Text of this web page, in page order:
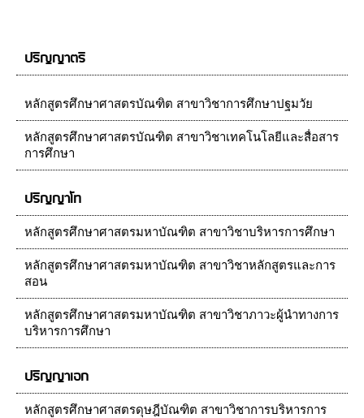
ปริญญาตรี
หลักสูตรศึกษาศาสตรบัณฑิต สาขาวิชาการศึกษาปฐมวัย
หลักสูตรศึกษาศาสตรบัณฑิต สาขาวิชาเทคโนโลยีและสื่อสาร
การศึกษา
ปริญญาโท
หลักสูตรศึกษาศาสตรมหาบัณฑิต สาขาวิชาบริหารการศึกษา
หลักสูตรศึกษาศาสตรมหาบัณฑิต สาขาวิชาหลักสูตรและการ
สอน
หลักสูตรศึกษาศาสตรมหาบัณฑิต สาขาวิชาภาวะผู้นำทางการ
บริหารการศึกษา
ปริญญาเอก
หลักสูตรศึกษาศาสตรดุษฎีบัณฑิต สาขาวิชาการบริหารการ